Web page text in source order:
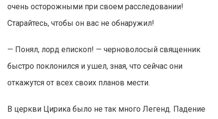
очень осторожными при своем расследовании!
Старайтесь, чтобы он вас не обнаружил!
— Понял, лорд епископ! — черноволосый священник
быстро поклонился и ушел, зная, что сейчас они
откажутся от всех своих планов мести.
В церкви Цирика было не так много Легенд. Падение